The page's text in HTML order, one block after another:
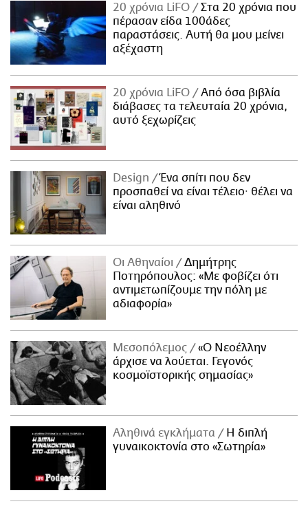
20 χρόνια LiFO
Στα 20 χρόνια που
πέρασαν είδα 100άδες
παραστάσεις. Αυτή θα μου μείνει
αξέχαστη
20 χρόνια LiFO
Από όσα βιβλία
διάβασες τα τελευταία 20 χρόνια,
αυτό ξεχωρίζεις
Design
Ένα σπίτι που δεν
προσπαθεί να είναι τέλειο· θέλει να
είναι αληθινό
Οι Αθηναίοι
Δημήτρης
Ποτηρόπουλος: «Με φοβίζει ότι
αντιμετωπίζουμε την πόλη με
αδιαφορία»
Μεσοπόλεμος
«Ο Νεοέλλην
άρχισε να λούεται. Γεγονός
κοσμοϊστορικής σημασίας»
Αληθινά εγκλήματα
Η διπλή
γυναικοκτονία στο «Σωτηρία»